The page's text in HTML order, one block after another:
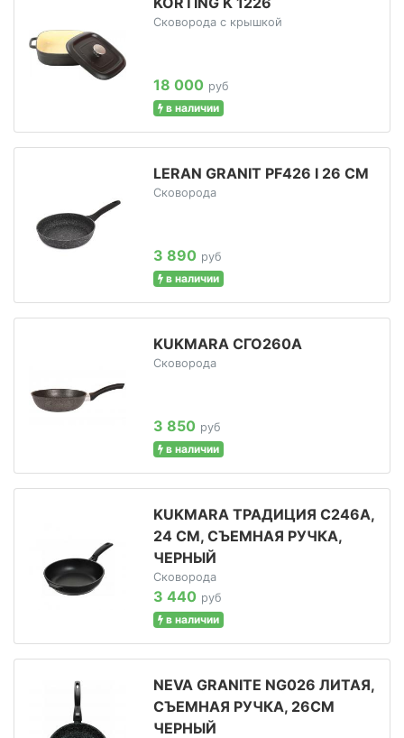
Сковорода с крышкой
18 000 руб
в наличии
LERAN GRANIT PF426 I 26 СМ
Сковорода
3 890 руб
в наличии
KUKMARA СГО260А
Сковорода
3 850 руб
в наличии
KUKMARA ТРАДИЦИЯ С246А,
24 СМ, СЪЕМНАЯ РУЧКА,
ЧЕРНЫЙ
Сковорода
3 440 руб
в наличии
NEVA GRANITE NG026 ЛИТАЯ,
СЪЕМНАЯ РУЧКА, 26СМ
ЧЕРНЫЙ